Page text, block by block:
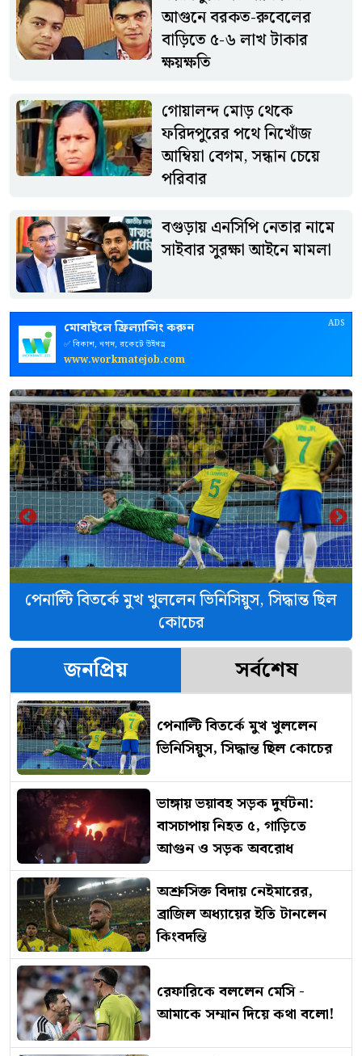
আগুনে বরকত-রুবেলের
বাড়িতে ৫-৬ লাখ টাকার
ক্ষয়ক্ষতি
গোয়ালন্দ মোড় থেকে
ফরিদপুরের পথে নিখোঁজ
আম্বিয়া বেগম, সন্ধান চেয়ে
পরিবার
বগুড়ায় এনসিপি নেতার নামে
সাইবার সুরক্ষা আইনে মামলা
ADS
মোবাইলে ফ্রিল্যান্সিং করুন
✅ বিকাশ, নগদ, রকেটে উইথড্র
www.workmatejob.com
‹
পেনাল্টি বিতর্কে মুখ খুললেন ভিনিসিয়ুস, সিদ্ধান্ত ছিল
কোচের
›
জনপ্রিয় সর্বশেষ
পেনাল্টি বিতর্কে মুখ খুললেন
ভিনিসিয়ুস, সিদ্ধান্ত ছিল কোচের
ভাঙ্গায় ভয়াবহ সড়ক দুর্ঘটনা:
বাসচাপায় নিহত ৫, গাড়িতে
আগুন ও সড়ক অবরোধ
অশ্রুসিক্ত বিদায় নেইমারের,
ব্রাজিল অধ্যায়ের ইতি টানলেন
কিংবদন্তি
রেফারিকে বললেন মেসি -
আমাকে সম্মান দিয়ে কথা বলো!